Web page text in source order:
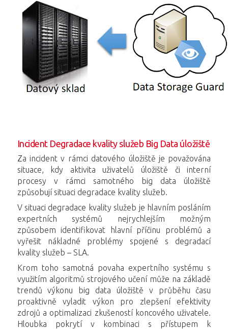
Incident Degradace kvality služeb Big Data úložiště
Za incident v rámci datového úložiště je považována
situace, kdy aktivita uživatelů úložiště či interní
procesy v rámci samotného big data úložiště
způsobují situaci degradace kvality služeb.
V situaci degradace kvality služeb je hlavním posláním
expertních systémů nejrychlejším možným
způsobem identifikovat hlavní příčinu problémů a
vyřešit nákladné problémy spojené s degradací
kvality služeb – SLA.
Krom toho samotná povaha expertního systému s
využitím algoritmů strojového učení může na základě
trendů výkonu big data úložiště v průběhu času
proaktivně vyladit výkon pro zlepšení efektivity
zdrojů a optimalizaci zkušeností koncového uživatele.
Hloubka pokrytí v kombinaci s přístupem k